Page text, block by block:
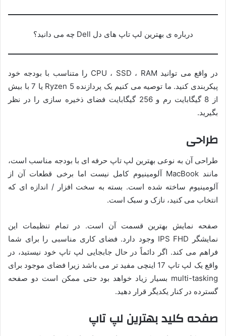
درباره ی بهترین لپ تاپ های دل Dell چه می دانید؟
در واقع می توانید CPU ، SSD ، RAM را متناسب با بودجه خود
پیکربندی کنید. ما توصیه می کنیم یک پردازنده Ryzen 5 یا 7 با بیش
از 8 گیگابایت رم و 256 گیگابایت فضای ذخیره سازی را در نظر
بگیرید.
طراحی
طراحی آن به نوعی بهترین لپ تاپ حرفه ای با بودجه مناسب است،
مانند MacBook آلومینیوم کامل نیست اما برخی قطعات آن از
آلومینیوم ساخته شده است. بسته به سخت افزار / اندازه ای که
انتخاب می کنید، نازک و سبک است.
صفحه نمایش بهترین قسمت آن است. در تمام تنظیمات این
نمایشگر IPS FHD وجود دارد. فضای کاری مناسبی را برای شما
فراهم می کند. اگر دائماً در حال جابجایی لپ تاپ خود نیستید، در
واقع یک لپ تاپ 17 اینچی مفید تر می باشد زیرا فضای موجود برای
multi-tasking بسیار زیاد خواهد بود حتی ممکن است دو صفحه
گسترده در کنار یکدیگر قرار دهید.
صفحه کلید بهترین لپ تاپ